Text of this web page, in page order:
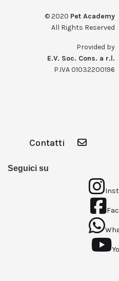
© 2020 Pet Academy
All Rights Reserved
Provided by
E.V. Soc. Cons. a r.l.
P.IVA 01032200196
Contatti
Seguici su